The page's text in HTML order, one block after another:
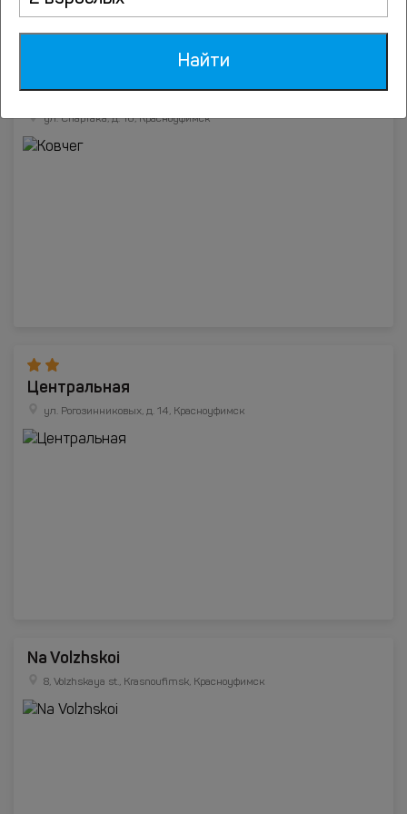
ul. Volzhskaja, d.8, Красноуфимск
Ковчег
ул. Спартака, д. 10, Красноуфимск
Центральная
ул. Рогозинниковых, д. 14, Красноуфимск
Na Volzhskoi
8, Volzhskaya st., Krasnoufimsk, Красноуфимск
Найти